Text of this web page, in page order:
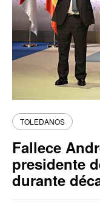
TOLEDANOS
Fallece
presidente
durante